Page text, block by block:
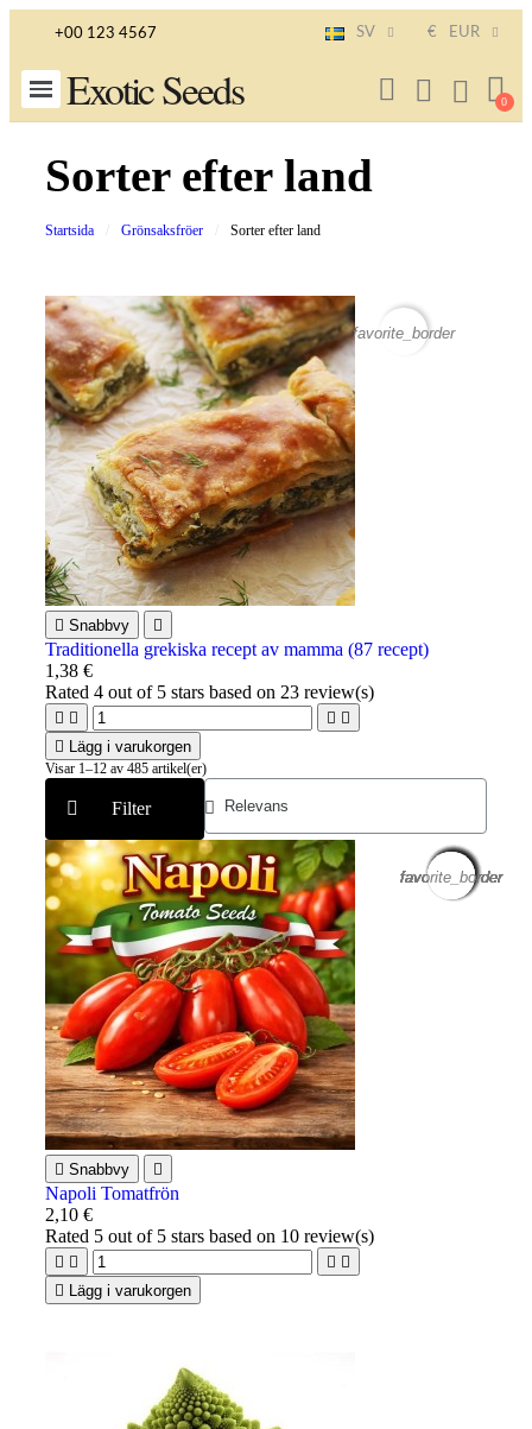
+00 123 4567 SV € EUR
Exotic Seeds
Sorter efter land
Startsida Grönsaksfröer Sorter efter land
favorite_border
 Snabbvy 
Traditionella grekiska recept av mamma (87 recept)
1,38 €
Rated4 out of 5 stars based on 23 review(s)
   
 Lägg i varukorgen
Filter
Visar 1–12 av 485 artikel(er)
favorite_border
 Snabbvy 
Napoli Tomatfrön
2,10 €
Rated 5 out of 5 stars based on 10 review(s)
   
 Lägg i varukorgen
favorite_border
favorite_border
favorite_border
favorite_border
favorite_border
favorite_border
favorite_border
favorite_border
favorite_border
favorite_border
favorite_border